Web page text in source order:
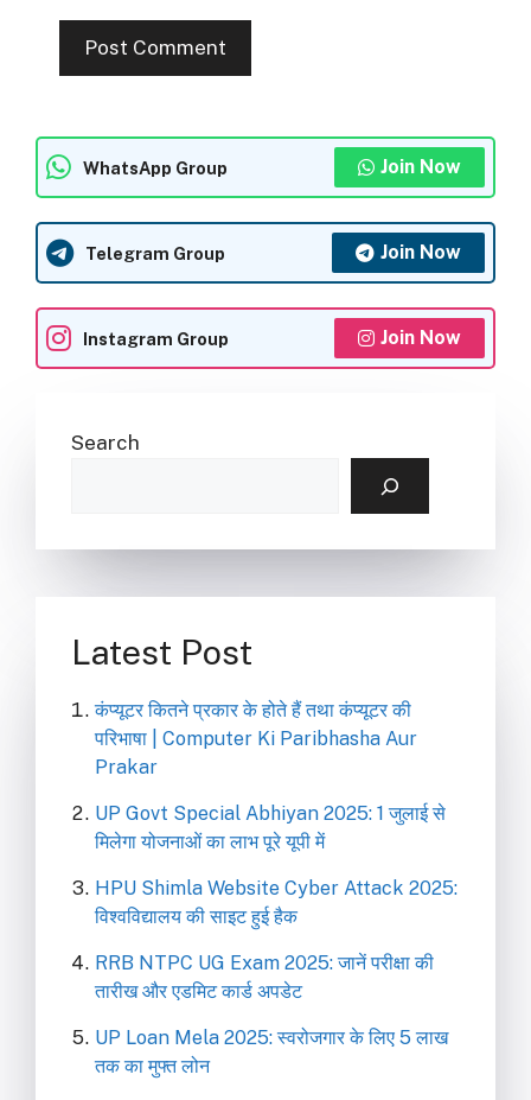
WhatsApp Group Join Now
Telegram Group Join Now
Instagram Group Join Now
Search
Latest Post
कंप्यूटर कितने प्रकार के होते हैं तथा कंप्यूटर की
परिभाषा | Computer Ki Paribhasha Aur
Prakar
UP Govt Special Abhiyan 2025: 1 जुलाई से
मिलेगा योजनाओं का लाभ पूरे यूपी में
HPU Shimla Website Cyber Attack 2025:
विश्वविद्यालय की साइट हुई हैक
RRB NTPC UG Exam 2025: जानें परीक्षा की
तारीख और एडमिट कार्ड अपडेट
UP Loan Mela 2025: स्वरोजगार के लिए 5 लाख
तक का मुफ्त लोन